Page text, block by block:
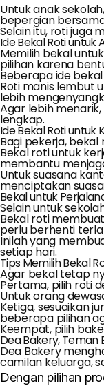
Untuk anak
bepergian
Selain itu, roti juga
Ide Bekal Roti untuk
Memilih bekal
pilihan karena
Beberapa ide
Roti manis lembut
lebih
Agar lebih
lengkap.
Ide Bekal Roti untuk
Bagi pekerja,
Bekal roti untuk
membantu
Untuk suasana
menciptakan
Bekal untuk
Selain untuk
Bekal roti
perlu berhenti
Inilah yang
setiap hari.
Tips Memilih Bekal
Agar bekal tetap
Pertama, pilih roti
Untuk orang
Ketiga, sesuaikan
beberapa pilihan
Keempat, pilih
Dea Bakery, Teman
Dea Bakery
camilan keluarga,
Dengan pilihan